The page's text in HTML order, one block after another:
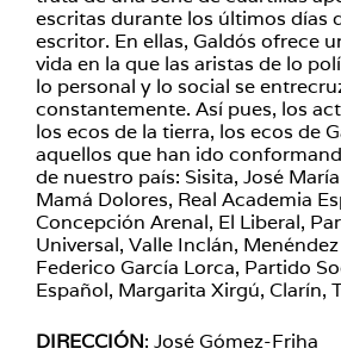
escritas durante los últimos días
escritor. En ellas, Galdós ofrece
vida en la que las aristas de lo
lo personal y lo social se
constantemente. Así pues, los
los ecos de la tierra, los ecos de
aquellos que han ido
de nuestro país: Sisita, José
Mamá Dolores, Real Academia
Concepción Arenal, El Liberal,
Universal, Valle Inclán,
Federico García Lorca, Partido
Español, Margarita Xirgú, Clarín,
DIRECCIÓN: José Gómez-Friha